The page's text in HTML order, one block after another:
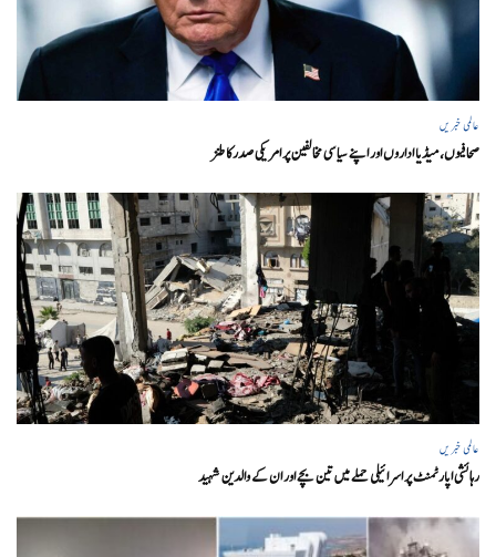
عالمی خبریں
صحافیوں، میڈیا اداروں اور اپنے سیاسی مخالفین پر امریکی صدرکا طنز
عالمی خبریں
رہائشی اپارٹمنٹ پر اسرائیلی حملے میں تین بچے اور ان کے والدین شہید